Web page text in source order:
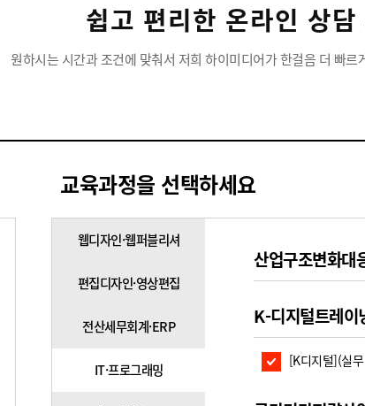
쉽고 편리한 온라인 상
원하시는 시간과 조건에 맞춰서 저희 하이미디어가 한걸음 더 빠르
교육과정을 선택하세요
웹디자인·웹퍼블리셔
편집디자인·영상편집
전산세무회계·ERP
IT·프로그래밍
산업구조변화대
K-디지털트레이
[K디지털](실